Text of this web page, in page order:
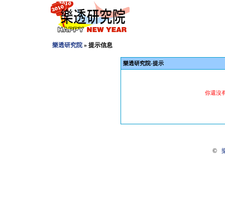
樂透研究院» 提示信息
樂透研究院-提示
你還沒
©